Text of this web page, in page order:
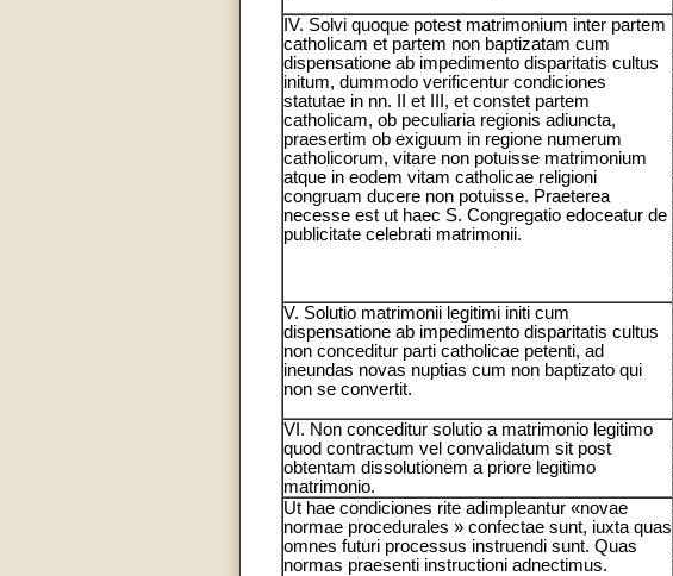
IV. Solvi quoque potest matrimonium inter partem
catholicam et partem non baptizatam cum
dispensatione ab impedimento disparitatis cultus
initum, dummodo verificentur condiciones
statutae in nn. II et III, et constet partem
catholicam, ob peculiaria regionis adiuncta,
praesertim ob exiguum in regione numerum
catholicorum, vitare non potuisse matrimonium
atque in eodem vitam catholicae religioni
congruam ducere non potuisse. Praeterea
necesse est ut haec S. Congregatio edoceatur de
publicitate celebrati matrimonii.
V. Solutio matrimonii legitimi initi cum
dispensatione ab impedimento disparitatis cultus
non conceditur parti catholicae petenti, ad
ineundas novas nuptias cum non baptizato qui
non se convertit.
VI. Non conceditur solutio a matrimonio legitimo
quod contractum vel convalidatum sit post
obtentam dissolutionem a priore legitimo
matrimonio.
Ut hae condiciones rite adimpleantur «novae
normae procedurales » confectae sunt, iuxta quas
omnes futuri processus instruendi sunt. Quas
normas praesenti instructioni adnectimus.